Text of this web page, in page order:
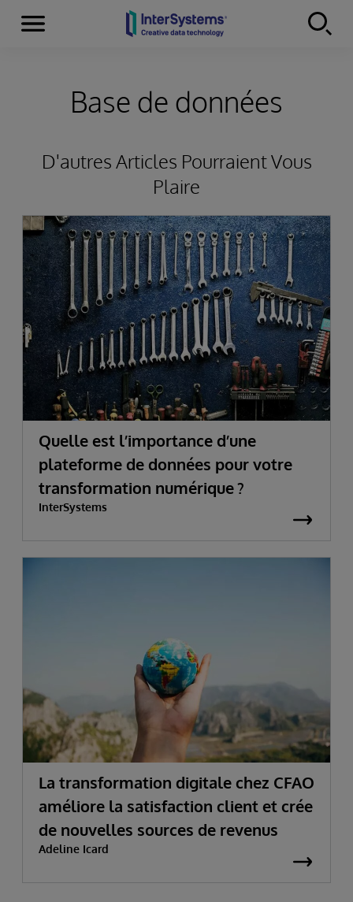
Skip to content
Menu
Base de données
D'autres Articles Pourraient Vous
Plaire
Quelle est l’importance d’une
plateforme de données pour votre
transformation numérique ?
InterSystems
La transformation digitale chez CFAO
améliore la satisfaction client et crée
de nouvelles sources de revenus
Adeline Icard